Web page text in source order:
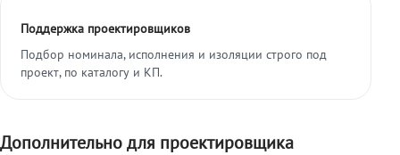
Поддержка проектировщиков
Подбор номинала, исполнения и изоляции строго под
проект, по каталогу и КП.
Дополнительно для проектировщика